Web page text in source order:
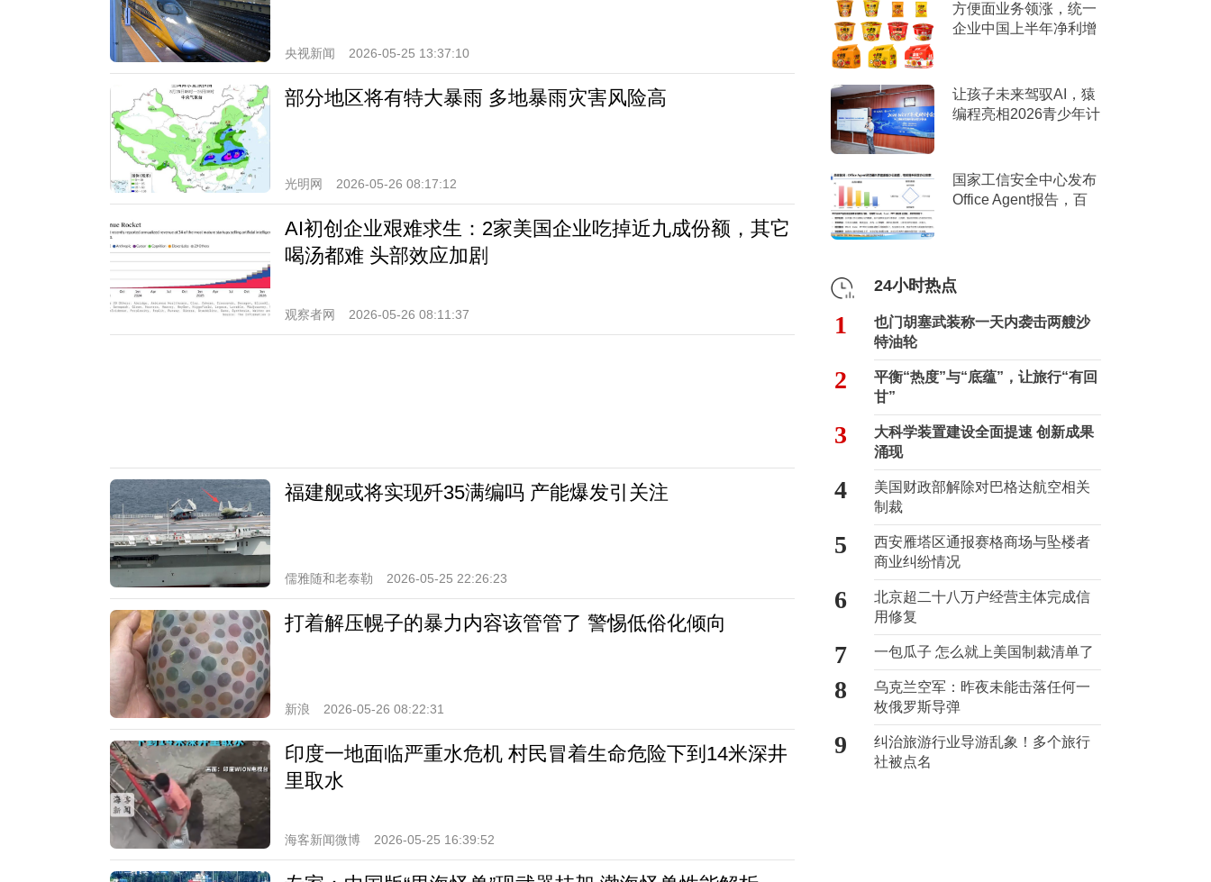
央视新闻 2026-05-25 13:37:10
部分地区将有特大暴雨 多地暴雨灾害风险高
光明网 2026-05-26 08:17:12
AI初创企业艰难求生：2家美国企业吃掉近九成份额，其它
喝汤都难 头部效应加剧
观察者网 2026-05-26 08:11:37
福建舰或将实现歼35满编吗 产能爆发引关注
儒雅随和老泰勒 2026-05-25 22:26:23
打着解压幌子的暴力内容该管管了 警惕低俗化倾向
新浪 2026-05-26 08:22:31
印度一地面临严重水危机 村民冒着生命危险下到14米深井
里取水
海客新闻微博 2026-05-25 16:39:52
方便面业务领涨，统一
企业中国上半年净利增
让孩子未来驾驭AI，猿
编程亮相2026青少年计
国家工信安全中心发布
Office Agent报告，百
24小时热点
1
也门胡塞武装称一天内袭击两艘沙
特油轮
2
平衡“热度”与“底蕴”，让旅行“有回
甘”
3
大科学装置建设全面提速 创新成果
涌现
4
美国财政部解除对巴格达航空相关
制裁
5
西安雁塔区通报赛格商场与坠楼者
商业纠纷情况
6
北京超二十八万户经营主体完成信
用修复
7 一包瓜子 怎么就上美国制裁清单了
8
乌克兰空军：昨夜未能击落任何一
枚俄罗斯导弹
9
纠治旅游行业导游乱象！多个旅行
社被点名